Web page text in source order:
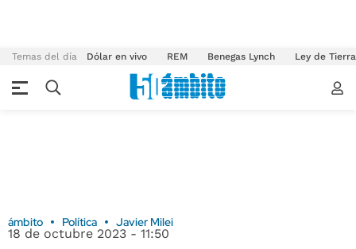
Temas del día Dólar en vivo REM Benegas Lynch Ley de
ámbito Política Javier Milei
18 de octubre 2023 - 11:50